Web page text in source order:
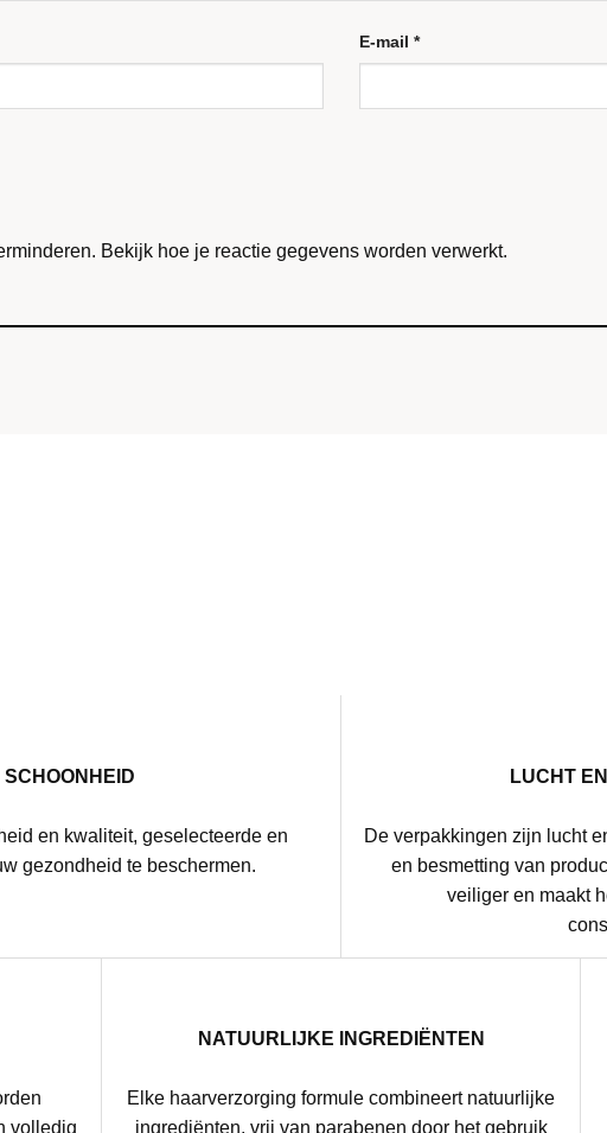
E-mail *
Bekijk hoe je reactie gegevens worden verwerkt.
en kwaliteit, geselecteerde en
gezondheid te beschermen.
LUCHT
De verpakkingen zijn lucht
en besmetting van
veiliger en maakt
volledig
NATUURLIJKE INGREDIËNTEN
Elke haarverzorging formule combineert natuurlijke
ingrediënten, vrij van parabenen door het gebruik